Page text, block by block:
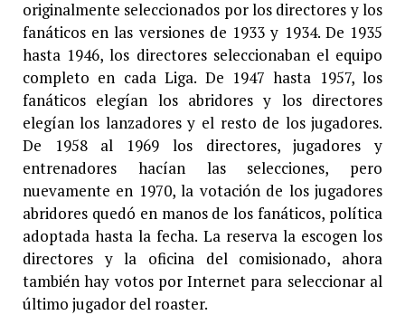
originalmente seleccionados por los directores y los
fanáticos en las versiones de 1933 y 1934. De 1935
hasta 1946, los directores seleccionaban el equipo
completo en cada Liga. De 1947 hasta 1957, los
fanáticos elegían los abridores y los directores
elegían los lanzadores y el resto de los jugadores.
De 1958 al 1969 los directores, jugadores y
entrenadores hacían las selecciones, pero
nuevamente en 1970, la votación de los jugadores
abridores quedó en manos de los fanáticos, política
adoptada hasta la fecha. La reserva la escogen los
directores y la oficina del comisionado, ahora
también hay votos por Internet para seleccionar al
último jugador del roaster.